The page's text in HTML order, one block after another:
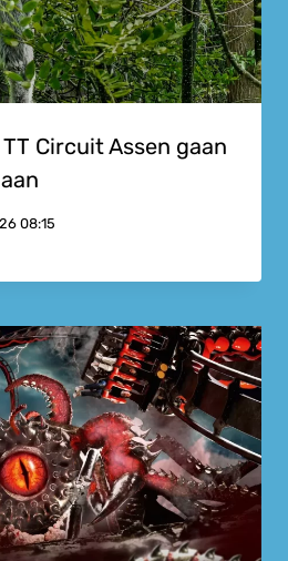
TT Circuit Assen gaan
08:15